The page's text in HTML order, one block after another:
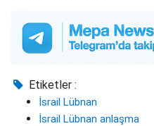
Etiketler :
İsrail Lübnan
İsrail Lübnan anlaşma